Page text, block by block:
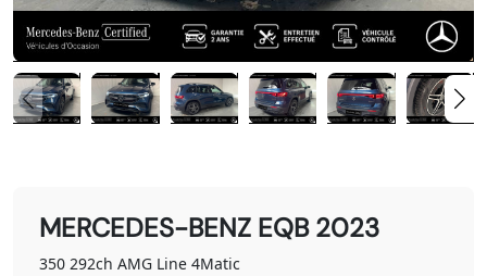
MERCEDES-BENZ EQB 2023
350 292ch AMG Line 4Matic